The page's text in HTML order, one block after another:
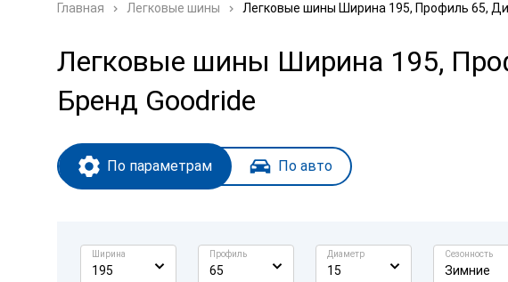
Главная Легковые шины Легковые шины Ширина 195, Профиль 65,
Легковые шины Ширина 195,
Бренд Goodride
По параметрам По авто
Ширина
195
Профиль
65
Диаметр
15
Сезонность
Зимние